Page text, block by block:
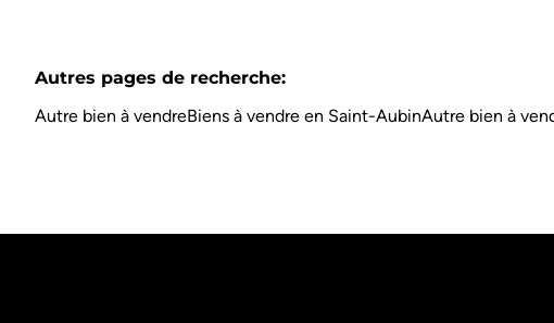
Autres pages de recherche:
Autre bien à vendreBiens à vendre en Saint-AubinAutre bien à